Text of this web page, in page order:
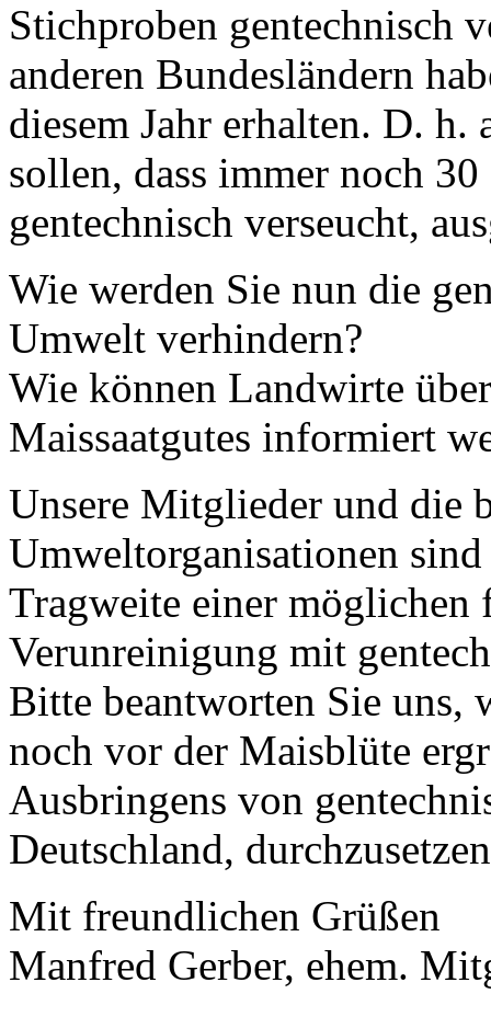
Stichproben gentechnisch
anderen Bundesländern
diesem Jahr erhalten. D. h.
sollen, dass immer noch
gentechnisch verseucht,
Wie werden Sie nun die
Umwelt verhindern?
Wie können Landwirte
Maissaatgutes informiert
Unsere Mitglieder und die
Umweltorganisationen
Tragweite einer möglichen
Verunreinigung mit
Bitte beantworten Sie uns,
noch vor der Maisblüte
Ausbringens von
Deutschland,
Mit freundlichen Grüßen
Manfred Gerber, ehem.